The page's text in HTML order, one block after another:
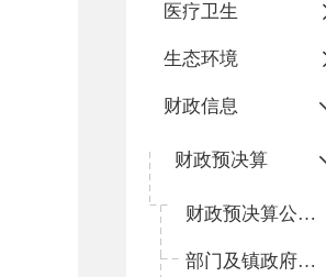
医疗卫生
生态环境
财政信息
财政预决算
财政预决算公开平台
部门及镇政府预算